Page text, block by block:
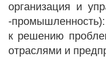
организация и
-
к решению
отраслями и